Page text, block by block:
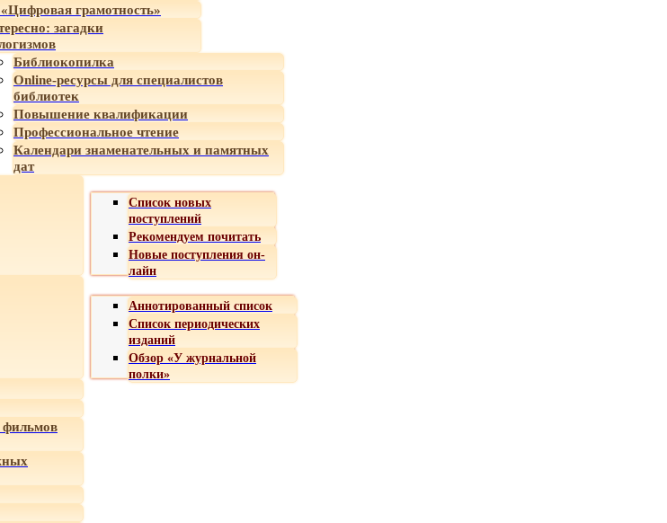
грамотность»
загадки
Библиокопилка
Online-ресурсы для специалистов
библиотек
Повышение квалификации
Профессиональное чтение
Календари знаменательных и памятных
дат
Список новых
поступлений
Рекомендуем почитать
Новые поступления он-
лайн
Аннотированный список
Список периодических
изданий
Обзор «У журнальной
полки»